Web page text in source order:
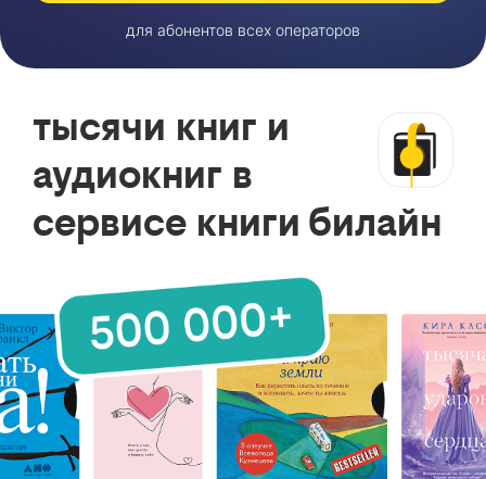
для абонентов всех операторов
тысячи книг и
аудиокниг в
сервисе книги билайн